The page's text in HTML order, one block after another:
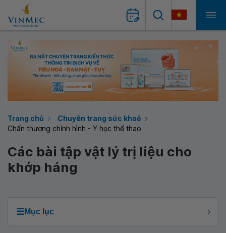
Trang chủ
Chuyên trang sức khoẻ
Chấn thương chỉnh hình - Y học thể thao
Các bài tập vật lý trị liệu cho
khớp háng
☰Mục lục